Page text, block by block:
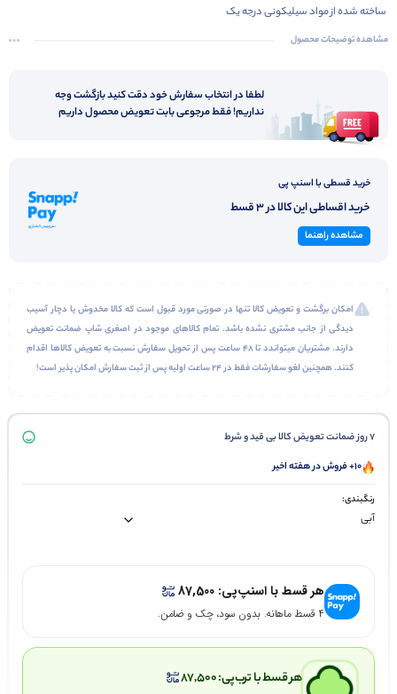
ساخته شده از مواد سیلیکونی درجه یک
مناسب کیف و سفر
عدم جذب رنگ ( به هیچ عنوان رنگ جذب نمی کند )
مشاهده توضیحات محصول
لطفا در انتخاب سفارش خود دقت کنید بازگشت وجه
نداریم! فقط مرجوعی بابت تعویض محصول داریم
خرید قسطی با اسنپ پی
خرید اقساطی این کالا در 3 قسط
مشاهده راهنما
امکان برگشت و تعویض کالا تنها در صورتی مورد قبول است که کالا مخدوش یا دچار آسیب
دیدگی از جانب مشتری نشده باشد. تمام کالاهای موجود در اصغری شاپ ضمانت تعویض
دارند. مشتریان میتواندد تا 48 ساعت پس از تحویل سفارش نسبت به تعویض کالاها اقدام
کنند. همچنین لغو سفارشات فقط در 24 ساعت اولیه پس از ثبت سفارش امکان پذیر است!
7 روز ضمانت تعویض کالا بی قید و شرط
10+ فروش در هفته اخیر
رنگبندی:
هر قسط با اسنپ‌پی: 87,500
۴ قسط ماهانه. بدون سود، چک و ضامن.
هر قسط با ترب‌پی:87,500